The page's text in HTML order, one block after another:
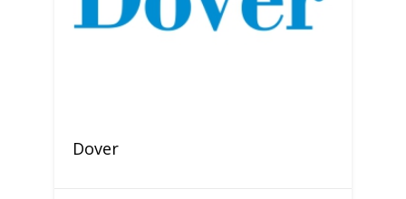
Dover